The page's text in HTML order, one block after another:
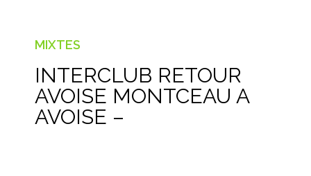
MIXTES
INTERCLUB RETOUR
AVOISE MONTCEAU A
AVOISE –